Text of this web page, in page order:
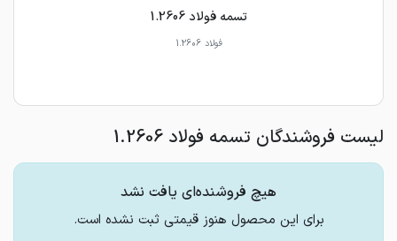
تسمه فولاد 1.2606
فولاد 1.2606
لیست فروشندگان تسمه فولاد 1.2606
هیچ فروشنده‌ای یافت نشد
برای این محصول هنوز قیمتی ثبت نشده است.